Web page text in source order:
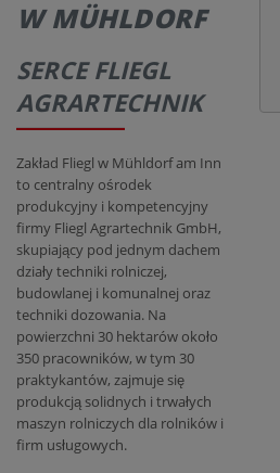
W MÜHLDORF
SERCE FLIEGL
AGRARTECHNIK
Zakład Fliegl w Mühldorf am Inn
to centralny ośrodek
produkcyjny i kompetencyjny
firmy Fliegl Agrartechnik GmbH,
skupiający pod jednym dachem
działy techniki rolniczej,
budowlanej i komunalnej oraz
techniki dozowania. Na
powierzchni 30 hektarów około
350 pracowników, w tym 30
praktykantów, zajmuje się
produkcją solidnych i trwałych
maszyn rolniczych dla rolników i
firm usługowych.